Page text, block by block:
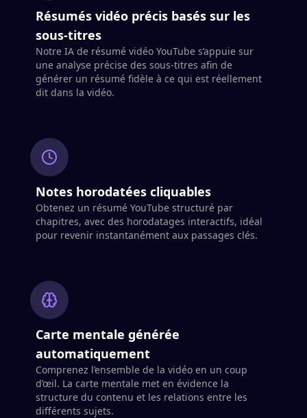
Résumés vidéo précis basés sur les
sous-titres
Notre IA de résumé vidéo YouTube s’appuie sur
une analyse précise des sous-titres afin de
générer un résumé fidèle à ce qui est réellement
dit dans la vidéo.
Notes horodatées cliquables
Obtenez un résumé YouTube structuré par
chapitres, avec des horodatages interactifs, idéal
pour revenir instantanément aux passages clés.
Carte mentale générée
automatiquement
Comprenez l’ensemble de la vidéo en un coup
d’œil. La carte mentale met en évidence la
structure du contenu et les relations entre les
différents sujets.